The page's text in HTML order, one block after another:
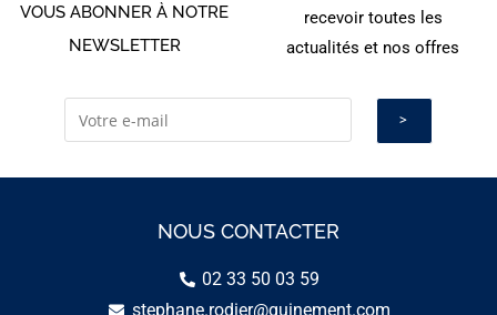
VOUS ABONNER À NOTRE
NEWSLETTER
recevoir toutes les
actualités et nos offres
NOUS CONTACTER
02 33 50 03 59
stephane.rodier@guinement.com